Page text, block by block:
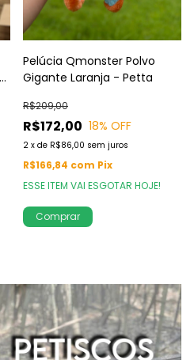
Pelúcia Qmonster Polvo
Gigante Laranja - Petta
R$172,00
R$209,00
18% OFF
2 x de R$86,00 sem juros
R$166,84 com Pix
ESSE ITEM VAI ESGOTAR HOJE!